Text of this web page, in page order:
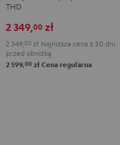
Night
THD
2 349,00 zł
2 349, 00 zł Najniższa cena z 30 dni
przed obniżką
2 599,00 zł Cena regularna